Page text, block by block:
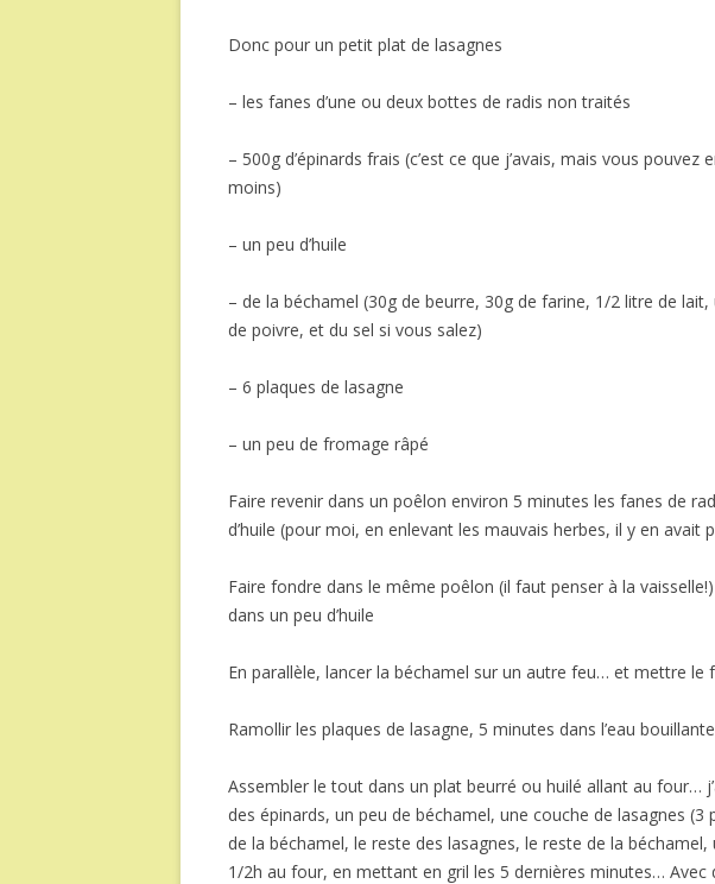
Donc pour un petit plat de lasagnes
– les fanes d’une ou deux bottes de radis non traités
– 500g d’épinards frais (c’est ce que j’avais, mais vous
moins)
– un peu d’huile
– de la béchamel (30g de beurre, 30g de farine, 1/2 litre de
de poivre, et du sel si vous salez)
– 6 plaques de lasagne
– un peu de fromage râpé
Faire revenir dans un poêlon environ 5 minutes les fanes de
d’huile (pour moi, en enlevant les mauvais herbes, il y en avait
Faire fondre dans le même poêlon (il faut penser à la
dans un peu d’huile
En parallèle, lancer la béchamel sur un autre feu… et mettre
Ramollir les plaques de lasagne, 5 minutes dans l’eau bouillante
Assembler le tout dans un plat beurré ou huilé allant au four…
des épinards, un peu de béchamel, une couche de lasagnes (3
de la béchamel, le reste des lasagnes, le reste de la
1/2h au four, en mettant en gril les 5 dernières minutes… Avec